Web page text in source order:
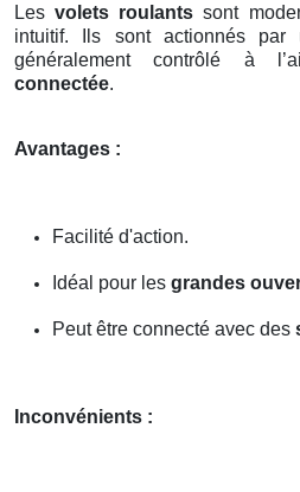
Lesvolets roulants sont
intuitif. Ils sont actionnés par
généralement contrôlé à
connectée.
Avantages :
Facilité d'action.
Idéal pour les grandes
Peut être connecté avec des
Inconvénients :